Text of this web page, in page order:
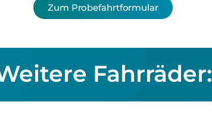
Zum Probefahrtformular
Fahrräder: